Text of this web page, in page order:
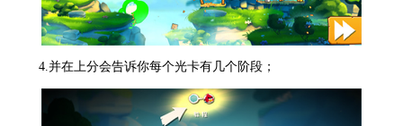
4.并在上分会告诉你每个光卡有几个阶段；